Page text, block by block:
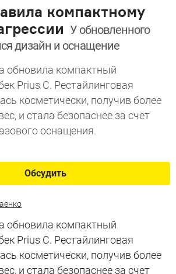
компактному
У обновленного
дизайн и оснащение
обновила компактный
Prius C. Рестайлинговая
косметически, получив более
и стала безопаснее за счет
оснащения.
Обсудить
обновила компактный
Prius C. Рестайлинговая
косметически, получив более
и стала безопаснее за счет